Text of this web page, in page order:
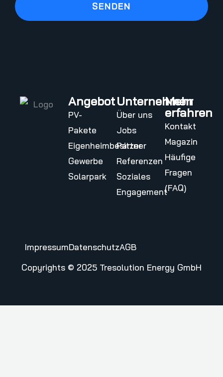
SENDEN
Angebot
PV-
Pakete
Eigenheimbesitzer
Gewerbe
Solarpark
Unternehmen
Über uns
Jobs
Partner
Referenzen
Soziales
Engagement
Mehr
erfahren
Kontakt
Magazin
Häufige
Fragen
(FAQ)
ImpressumDatenschutzAGB
Copyrights © 2025 Tresolution Energy GmbH